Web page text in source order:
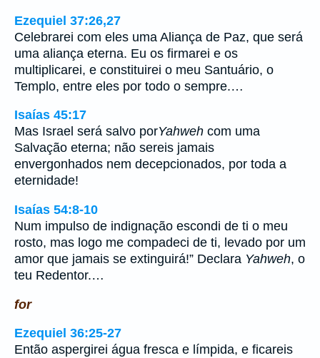
Ezequiel 37:26,27
Celebrarei com eles uma Aliança de Paz, que será
uma aliança eterna. Eu os firmarei e os
multiplicarei, e constituirei o meu Santuário, o
Templo, entre eles por todo o sempre.…
Isaías 45:17
Mas Israel será salvo porYahweh com uma
Salvação eterna; não sereis jamais
envergonhados nem decepcionados, por toda a
eternidade!
Isaías 54:8-10
Num impulso de indignação escondi de ti o meu
rosto, mas logo me compadeci de ti, levado por um
amor que jamais se extinguirá!” Declara Yahweh, o
teu Redentor.…
for
Ezequiel 36:25-27
Então aspergirei água fresca e límpida, e ficareis